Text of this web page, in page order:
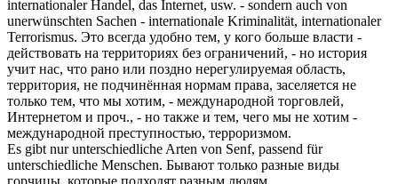
internationaler Handel, das Internet, usw. - sondern auch von
unerwünschten Sachen - internationale Kriminalität, internationaler
Terrorismus. Это всегда удобно тем, у кого больше власти -
действовать на территориях без ограничений, - но история
учит нас, что рано или поздно нерегулируемая область,
территория, не подчинённая нормам права, заселяется не
только тем, что мы хотим, - международной торговлей,
Интернетом и проч., - но также и тем, чего мы не хотим -
международной преступностью, терроризмом.
Es gibt nur unterschiedliche Arten von Senf, passend für
unterschiedliche Menschen. Бывают только разные виды
горчицы, которые подходят разным людям.